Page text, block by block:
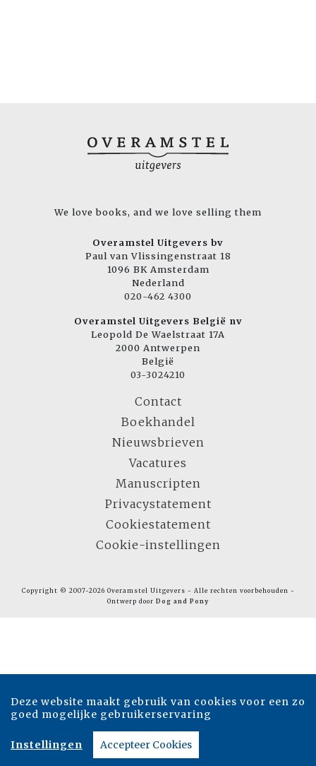
We love books, and we love selling them
Overamstel Uitgevers bv
Paul van Vlissingenstraat 18
1096 BK Amsterdam
Nederland
020-462 4300
Overamstel Uitgevers België nv
Leopold De Waelstraat 17A
2000 Antwerpen
België
03-3024210
Contact
Boekhandel
Nieuwsbrieven
Vacatures
Manuscripten
Privacystatement
Cookiestatement
Cookie-instellingen
Copyright © 2007-2026 Overamstel Uitgevers - Alle rechten voorbehouden -
Ontwerp door Dog and Pony
Deze website maakt gebruik van cookies voor een zo
goed mogelijke gebruikerservaring
Instellingen Accepteer Cookies